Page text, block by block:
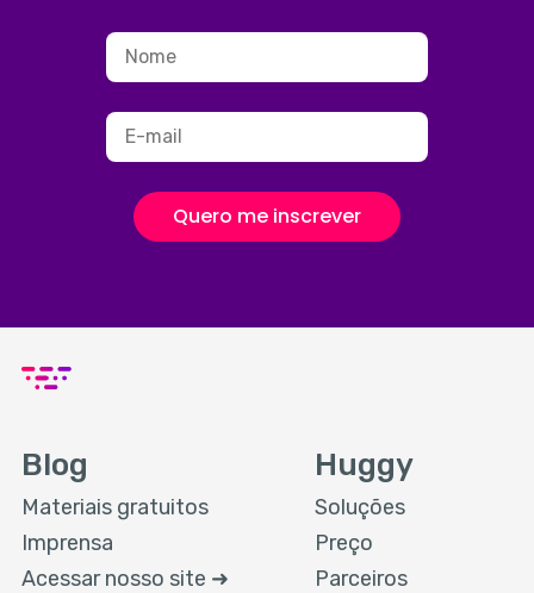
Quero me inscrever
Blog
Materiais gratuitos
Imprensa
Acessar nosso site ➜
Huggy
Soluções
Preço
Parceiros